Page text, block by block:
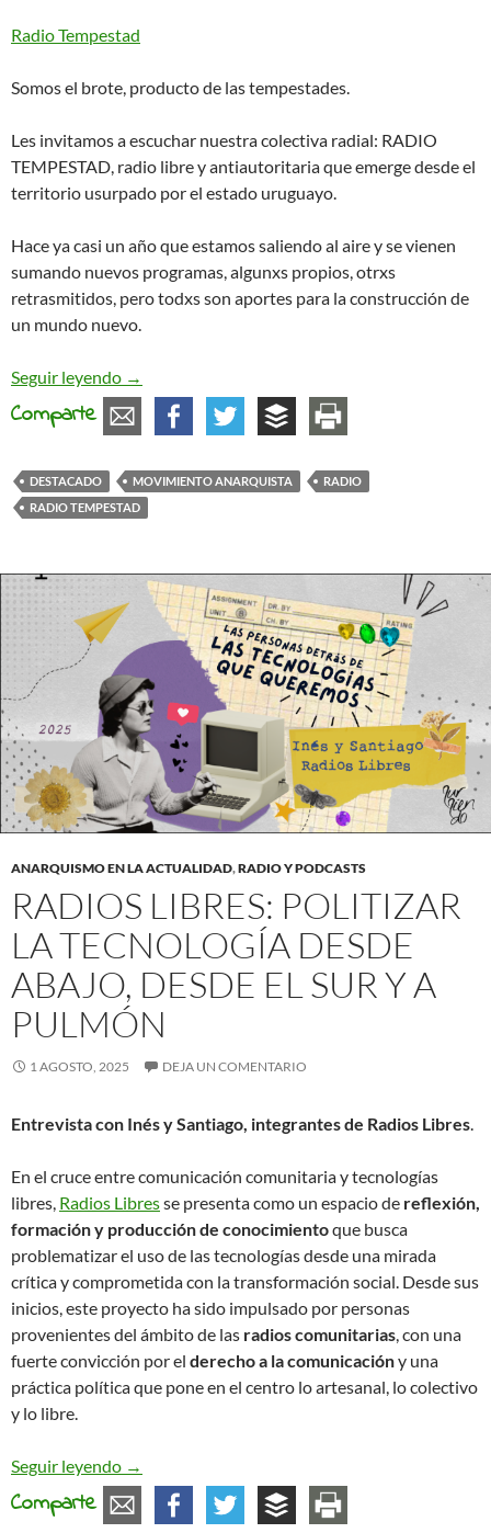
Radio Tempestad
Somos el brote, producto de las tempestades.
Les invitamos a escuchar nuestra colectiva radial: RADIO
TEMPESTAD, radio libre y antiautoritaria que emerge desde el
territorio usurpado por el estado uruguayo.
Hace ya casi un año que estamos saliendo al aire y se vienen
sumando nuevos programas, algunxs propios, otrxs
retrasmitidos, pero todxs son aportes para la construcción de
un mundo nuevo.
Seguir leyendo Radio Tempestad, radio libre y antiautoritaria
→
Comparte
DESTACADO MOVIMIENTO ANARQUISTA
RADIO
RADIO TEMPESTAD
ANARQUISMO EN LA ACTUALIDAD,RADIO Y PODCASTS
RADIOS LIBRES: POLITIZAR
LA TECNOLOGÍA DESDE
ABAJO, DESDE EL SUR Y A
PULMÓN
1 AGOSTO, 2025 DEJA UN COMENTARIO
Entrevista con Inés y Santiago, integrantes de Radios Libres.
En el cruce entre comunicación comunitaria y tecnologías
libres, Radios Libresse presenta como un espacio de reflexión,
formación y producción de conocimientoque busca
problematizar el uso de las tecnologías desde una mirada
crítica y comprometida con la transformación social. Desde sus
inicios, este proyecto ha sido impulsado por personas
provenientes del ámbito de las radios comunitarias, con una
fuerte convicción por el derecho a la comunicacióny una
práctica política que pone en el centro lo artesanal, lo colectivo
y lo libre.
Seguir leyendo Radios Libres: Politizar la tecnología desde
→
Comparte